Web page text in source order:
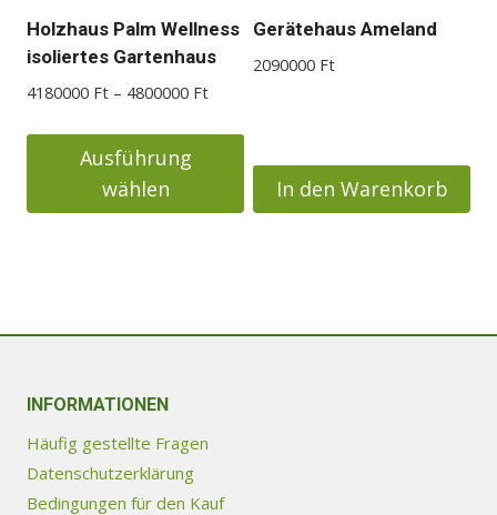
auf
der
gewählt
werden
auf
Produktseite
Holzhaus Palm Wellness
isoliertes Gartenhaus
4180000 Ft – 4800000 FtPreisspanne:
bis
4800000 Ft
Ausführung
wählen
Die
Optionen
können
auf
Gerätehaus Ameland
2090000 Ft
In den Warenkorb
INFORMATIONEN
Häufig gestellte Fragen
Datenschutzerklärung
Bedingungen für den Kauf